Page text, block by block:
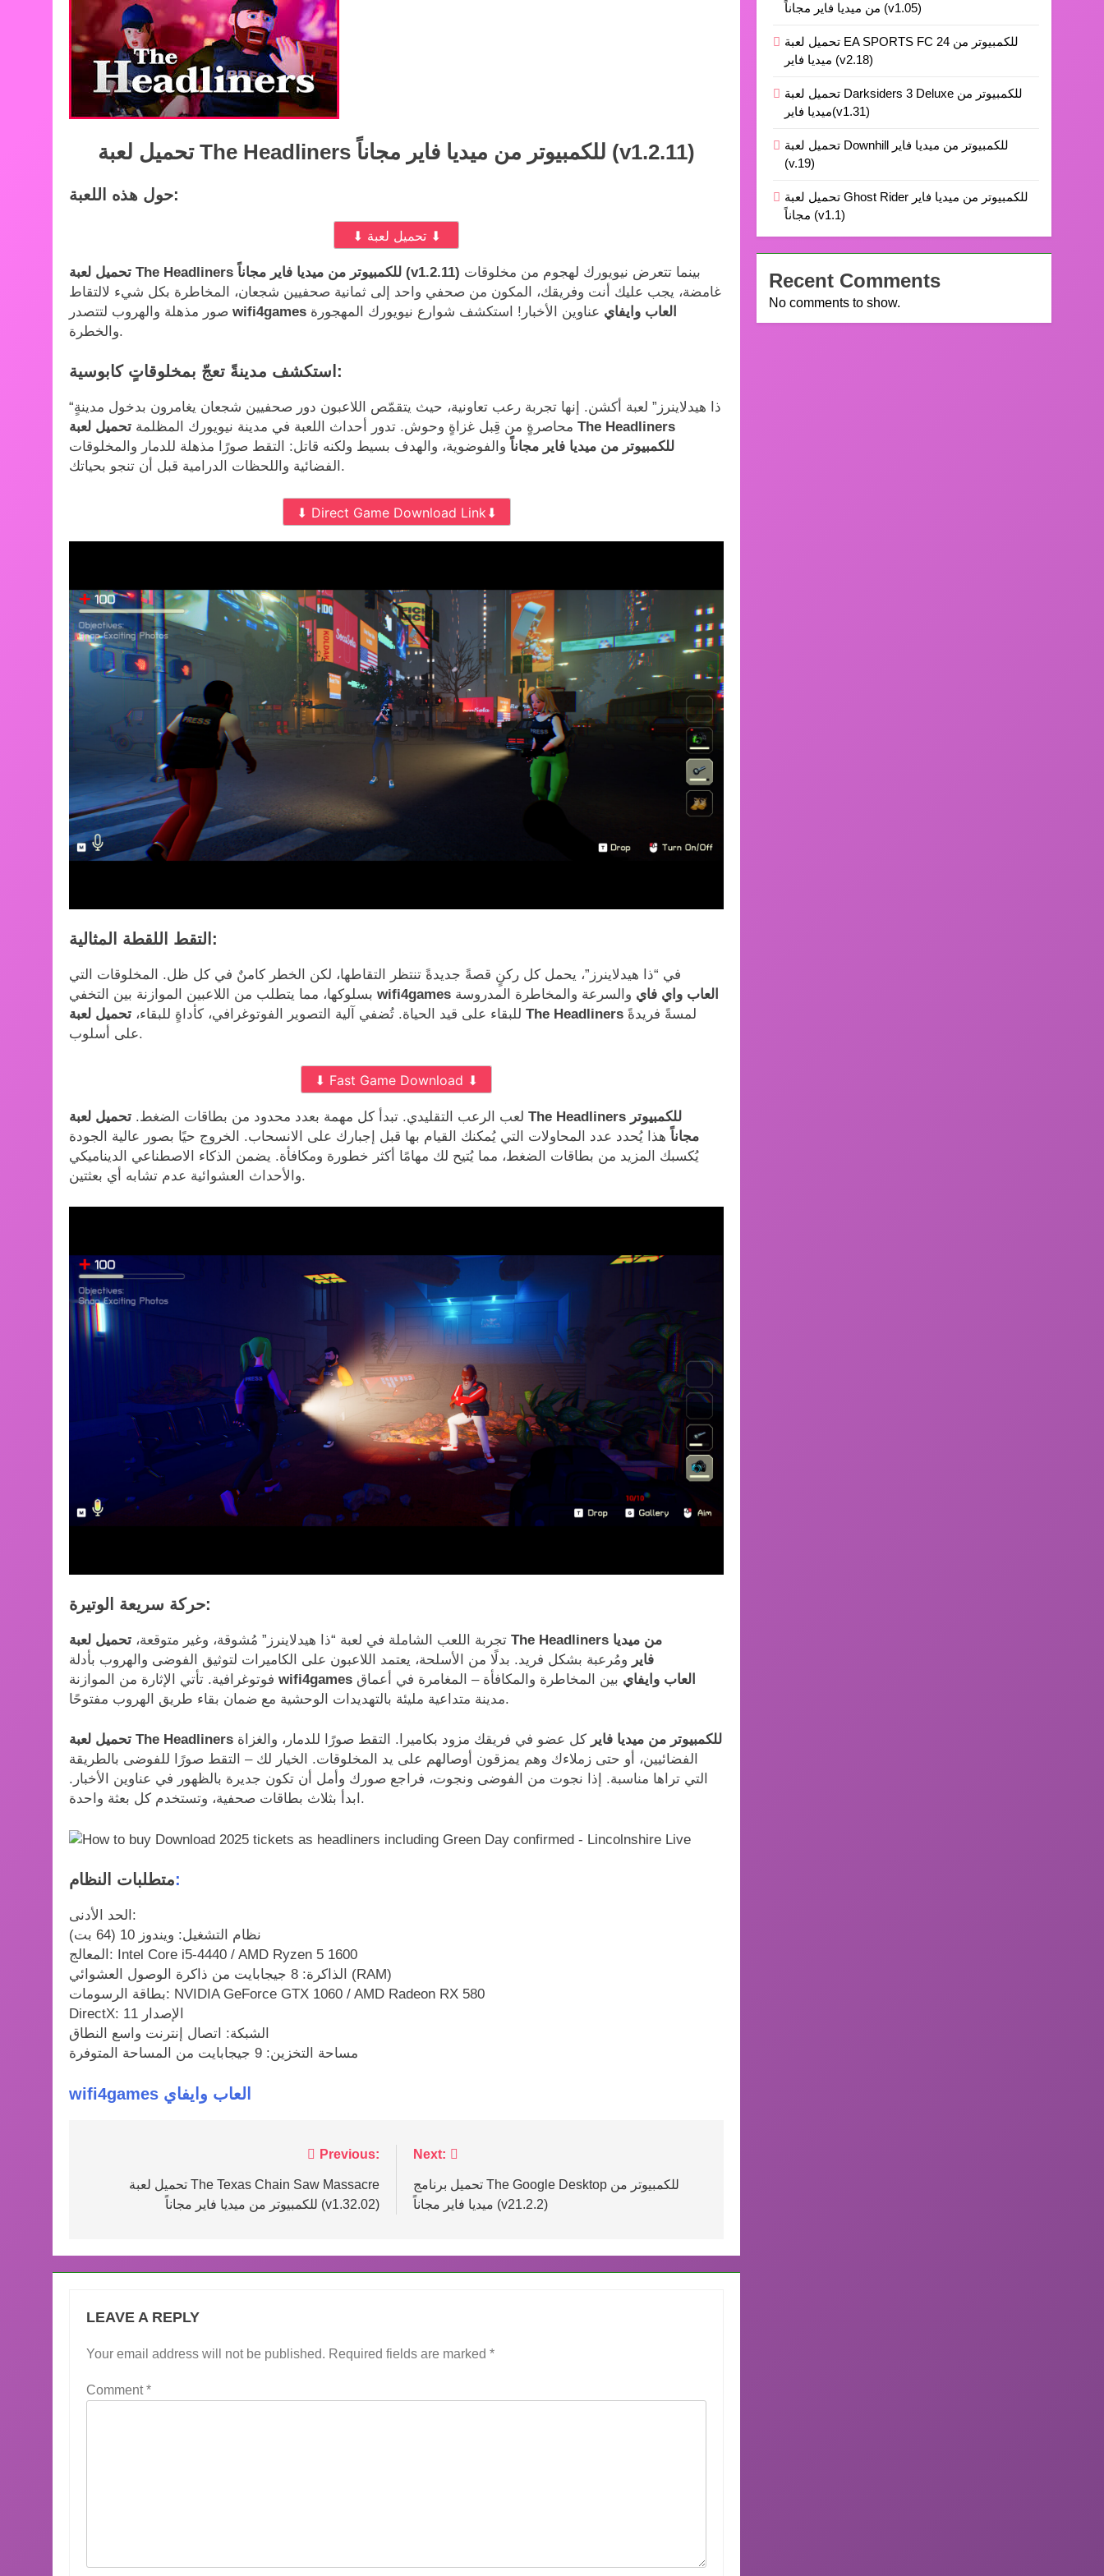
تحميل لعبة The Headliners للكمبيوتر من ميديا فاير مجاناً (v1.2.11)
حول هذه اللعبة:
⬇ تحميل لعبة ⬇
تحميل لعبة The Headliners للكمبيوتر من ميديا فاير مجاناً (v1.2.11) بينما تتعرض نيويورك لهجوم من مخلوقات
غامضة، يجب عليك أنت وفريقك، المكون من صحفي واحد إلى ثمانية صحفيين شجعان، المخاطرة بكل شيء لالتقاط
wifi4games العاب وايفاي عناوين الأخبار! استكشف شوارع نيويورك المهجورة
والخطرة.
استكشف مدينةً تعجّ بمخلوقاتٍ كابوسية:
“ذا هيدلاينرز” لعبة أكشن. إنها تجربة رعب تعاونية، حيث يتقمّص اللاعبون دور صحفيين شجعان يغامرون بدخول مدينةٍ
محاصرةٍ من قِبل غزاةٍ وحوش. تدور أحداث اللعبة في مدينة نيويورك المظلمة تحميل لعبة The Headliners
للكمبيوتر من ميديا فاير مجاناً والفوضوية، والهدف بسيط ولكنه قاتل: التقط صورًا مذهلة للدمار والمخلوقات
الفضائية واللحظات الدرامية قبل أن تنجو بحياتك.
⬇ Direct Game Download Link⬇
التقط اللقطة المثالية:
في “ذا هيدلاينرز”، يحمل كل ركنٍ قصةً جديدةً تنتظر التقاطها، لكن الخطر كامنٌ في كل ظل. المخلوقات التي
wifi4games العاب واي فاي والسرعة والمخاطرة المدروسة
للبقاء على قيد الحياة. تُضفي آلية التصوير الفوتوغرافي، كأداةٍ للبقاء، تحميل لعبة The Headliners
على أسلوب.
⬇ Fast Game Download ⬇
لعب الرعب التقليدي. تبدأ كل مهمة بعدد محدود من بطاقات الضغط. تحميل لعبة The Headliners للكمبيوتر
مجاناً هذا يُحدد عدد المحاولات التي يُمكنك القيام بها قبل إجبارك على الانسحاب. الخروج حيًا بصور عالية الجودة
يُكسبك المزيد من بطاقات الضغط، مما يُتيح لك مهامًا أكثر خطورة ومكافأة. يضمن الذكاء الاصطناعي الديناميكي
والأحداث العشوائية عدم تشابه أي بعثتين.
حركة سريعة الوتيرة:
تجربة اللعب الشاملة في لعبة “ذا هيدلاينرز” مُشوقة، وغير متوقعة، تحميل لعبة The Headliners من ميديا
فاير ومُرعبة بشكل فريد. بدلًا من الأسلحة، يعتمد اللاعبون على الكاميرات لتوثيق الفوضى والهروب بأدلة
wifi4games العاب وايفاي بين المخاطرة والمكافأة – المغامرة في أعماق
مدينة متداعية مليئة بالتهديدات الوحشية مع ضمان بقاء طريق الهروب مفتوحًا.
تحميل لعبة The Headliners للكمبيوتر من ميديا فاير كل عضو في فريقك مزود بكاميرا. التقط صورًا للدمار، والغزاة
الفضائيين، أو حتى زملاءك وهم يمزقون أوصالهم على يد المخلوقات. الخيار لك – التقط صورًا للفوضى بالطريقة
التي تراها مناسبة. إذا نجوت من الفوضى ونجوت، فراجع صورك وأمل أن تكون جديرة بالظهور في عناوين الأخبار.
ابدأ بثلاث بطاقات صحفية، وتستخدم كل بعثة واحدة.
متطلبات النظام:
الحد الأدنى:
نظام التشغيل: ويندوز 10 (64 بت)
المعالج: Intel Core i5-4440 / AMD Ryzen 5 1600
الذاكرة: 8 جيجابايت من ذاكرة الوصول العشوائي (RAM)
بطاقة الرسومات: NVIDIA GeForce GTX 1060 / AMD Radeon RX 580
DirectX: الإصدار 11
الشبكة: اتصال إنترنت واسع النطاق
مساحة التخزين: 9 جيجابايت من المساحة المتوفرة
wifi4games العاب وايفاي
navigation
Previous:
تحميل لعبة The Texas Chain Saw Massacre
للكمبيوتر من ميديا فاير مجاناً (v1.32.02)
Next:
تحميل برنامج The Google Desktop للكمبيوتر من
ميديا فاير مجاناً (v21.2.2)
LEAVE A REPLY
Your email address will not be published. Required fields are marked *
Comment*
من ميديا فاير مجاناً (v1.05)
تحميل لعبة EA SPORTS FC 24 للكمبيوتر من
ميديا فاير (v2.18)
تحميل لعبة Darksiders 3 Deluxe للكمبيوتر من
ميديا فاير(v1.31)
تحميل لعبة Downhill للكمبيوتر من ميديا فاير
(v.19)
تحميل لعبة Ghost Rider للكمبيوتر من ميديا فاير
مجاناً (v1.1)
Recent Comments
No comments to show.